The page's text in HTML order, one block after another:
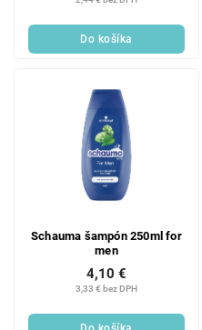
Do košíka
Schauma šampón 250ml for
men
3,33 € bez DPH
4,10 €